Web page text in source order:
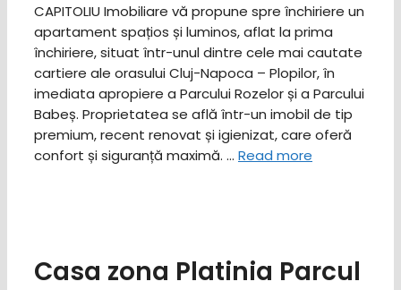
CAPITOLIU Imobiliare vă propune spre închiriere un
apartament spațios și luminos, aflat la prima
închiriere, situat într-unul dintre cele mai cautate
cartiere ale orasului Cluj-Napoca – Plopilor, în
imediata apropiere a Parcului Rozelor și a Parcului
Babeș. ​Proprietatea se află într-un imobil de tip
premium, recent renovat și igienizat, care oferă
confort și siguranță maximă. … Read more
Casa zona Platinia Parcul